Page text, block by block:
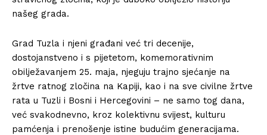
našeg grada.
Grad Tuzla i njeni građani već tri decenije,
dostojanstveno i s pijetetom, komemorativnim
obilježavanjem 25. maja, njeguju trajno sjećanje na
žrtve ratnog zločina na Kapiji, kao i na sve civilne žrtve
rata u Tuzli i Bosni i Hercegovini – ne samo tog dana,
već svakodnevno, kroz kolektivnu svijest, kulturu
pamćenja i prenošenje istine budućim generacijama.